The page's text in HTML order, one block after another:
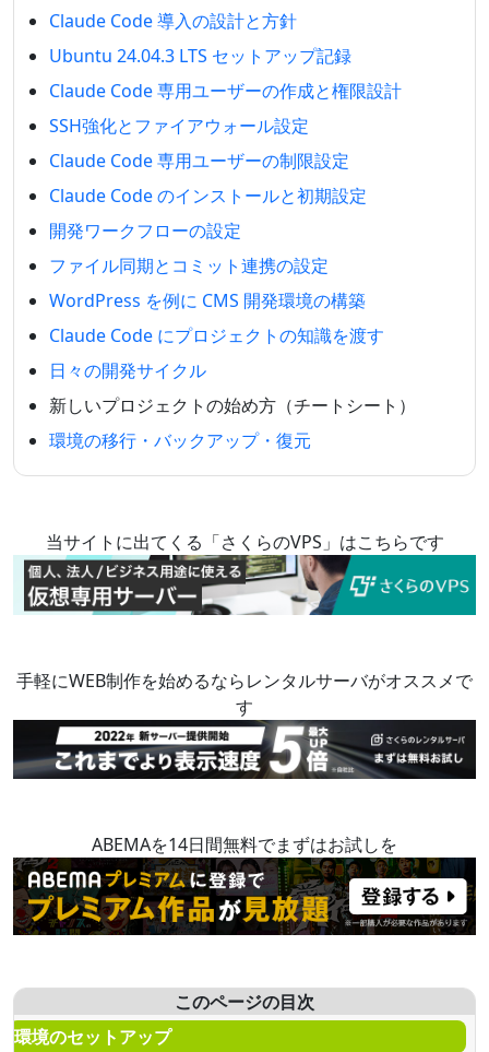
Claude Code 導入の設計と方針
Ubuntu 24.04.3 LTS セットアップ記録
Claude Code 専用ユーザーの作成と権限設計
SSH強化とファイアウォール設定
Claude Code 専用ユーザーの制限設定
Claude Code のインストールと初期設定
開発ワークフローの設定
ファイル同期とコミット連携の設定
WordPress を例に CMS 開発環境の構築
Claude Code にプロジェクトの知識を渡す
日々の開発サイクル
新しいプロジェクトの始め方（チートシート）
環境の移行・バックアップ・復元
当サイトに出てくる「さくらのVPS」はこちらです
手軽にWEB制作を始めるならレンタルサーバがオススメで
す
ABEMAを14日間無料でまずはお試しを
このページの目次
環境のセットアップ